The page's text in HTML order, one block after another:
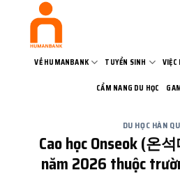
VỀ HUMANBANK TUYỂN SINH VIỆC
CẨM NANG DU HỌC
DU HỌC HÀN
Cao học Onseok (온
năm 2026 thuộc